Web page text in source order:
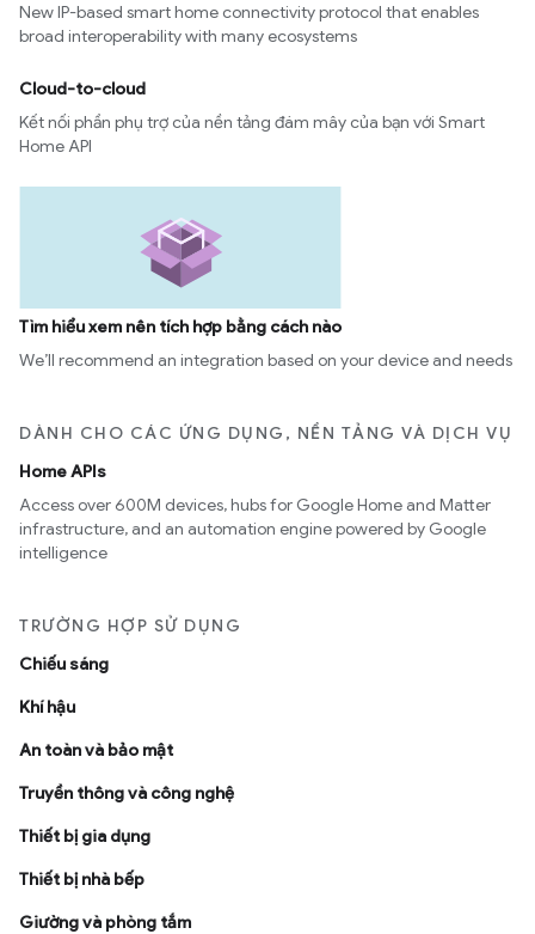
New IP-based smart home connectivity protocol that enables
broad interoperability with many ecosystems
Cloud-to-cloud
Kết nối phần phụ trợ của nền tảng đám mây của bạn với Smart
Home API
Tìm hiểu xem nên tích hợp bằng cách nào
We’ll recommend an integration based on your device and needs
DÀNH CHO CÁC ỨNG DỤNG, NỀN TẢNG VÀ DỊCH VỤ
Home APIs
Access over 600M devices, hubs for Google Home and Matter
infrastructure, and an automation engine powered by Google
intelligence
TRƯỜNG HỢP SỬ DỤNG
Chiếu sáng
Khí hậu
An toàn và bảo mật
Truyền thông và công nghệ
Thiết bị gia dụng
Thiết bị nhà bếp
Giường và phòng tắm